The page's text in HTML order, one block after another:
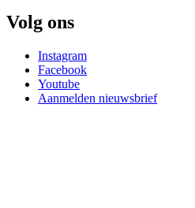
Volg ons
Instagram
Facebook
Youtube
Aanmelden nieuwsbrief